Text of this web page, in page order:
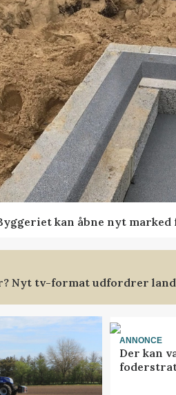
kan åbne nyt marked
Nyt tv-format udfordrer
ANNONCE
Der kan